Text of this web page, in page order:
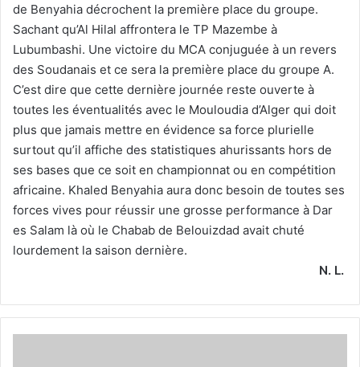
de Benyahia décrochent la première place du groupe.
Sachant qu’Al Hilal affrontera le TP Mazembe à
Lubumbashi. Une victoire du MCA conjuguée à un revers
des Soudanais et ce sera la première place du groupe A.
C’est dire que cette dernière journée reste ouverte à
toutes les éventualités avec le Mouloudia d’Alger qui doit
plus que jamais mettre en évidence sa force plurielle
surtout qu’il affiche des statistiques ahurissants hors de
ses bases que ce soit en championnat ou en compétition
africaine. Khaled Benyahia aura donc besoin de toutes ses
forces vives pour réussir une grosse performance à Dar
es Salam là où le Chabab de Belouizdad avait chuté
lourdement la saison dernière.
N. L.